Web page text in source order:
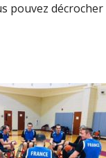
pouvez